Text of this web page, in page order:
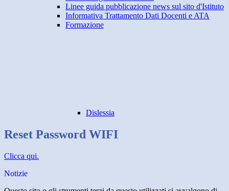
Linee guida pubblicazione news sul sito d'Istituto
Informativa Trattamento Dati Docenti e ATA
Formazione
Dislessia
Reset Password WIFI
Clicca qui.
Notizie